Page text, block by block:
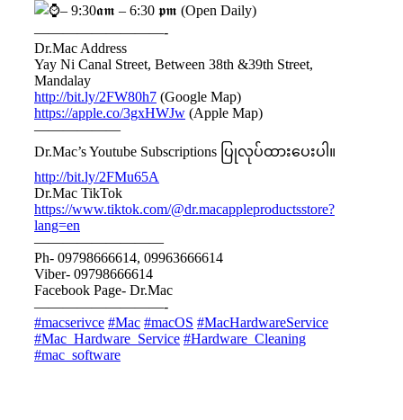
– 9:30𝖆𝖒 – 6:30 𝖕𝖒 (Open Daily)
—————————-
Dr.Mac Address
Yay Ni Canal Street, Between 38th &39th Street,
Mandalay
http://bit.ly/2FW80h7 (Google Map)
https://apple.co/3gxHWJw (Apple Map)
——————
Dr.Mac’s Youtube Subscriptions ပြုလုပ်ထားပေးပါ။
http://bit.ly/2FMu65A
Dr.Mac TikTok
https://www.tiktok.com/@dr.macappleproductsstore?
lang=en
—————————
Ph- 09798666614, 09963666614
Viber- 09798666614
Facebook Page- Dr.Mac
—————————-
#macserivce #Mac #macOS #MacHardwareService
#Mac_Hardware_Service #Hardware_Cleaning
#mac_software